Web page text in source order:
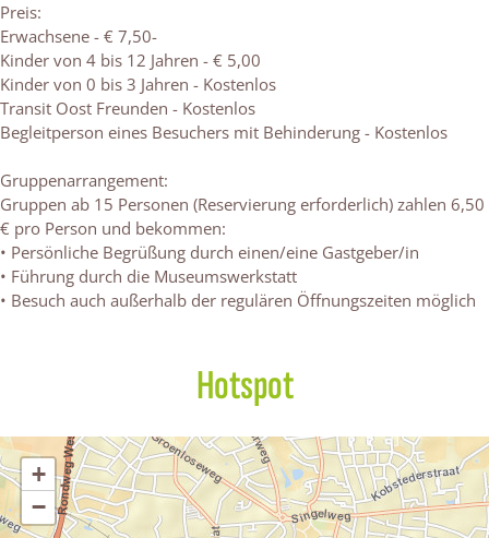
n
s
i
t
O
o
t
n
s
i
t
O
s
t
i
t
O
o
s
s
i
t
O
o
t
Preis:
Erwachsene - € 7,50-
Kinder von 4 bis 12 Jahren - € 5,00
Kinder von 0 bis 3 Jahren - Kostenlos
Transit Oost Freunden - Kostenlos
Begleitperson eines Besuchers mit Behinderung - Kostenlos
Gruppenarrangement:
Gruppen ab 15 Personen (Reservierung erforderlich) zahlen 6,50
€ pro Person und bekommen:
• Persönliche Begrüßung durch einen/eine Gastgeber/in
• Führung durch die Museumswerkstatt
• Besuch auch außerhalb der regulären Öffnungszeiten möglich
Hotspot
+
−